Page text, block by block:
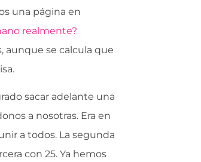
una página en
realmente?
aunque se calcula que
sacar adelante una
a nosotras. Era en
a todos. La segunda
con 25. Ya hemos